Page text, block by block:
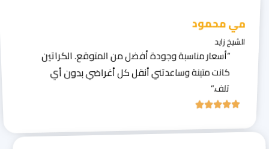
مي محمود
الشيخ زايد
“أسعار مناسبة وجودة أفضل من المتوقع. الكراتين
كانت متينة وساعدتني أنقل كل أغراضي بدون أي
تلف.”